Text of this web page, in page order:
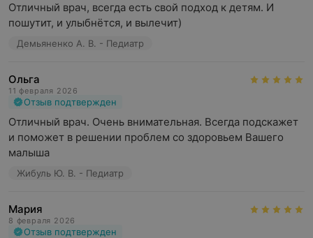
Отличный врач, всегда есть свой подход к детям. И
пошутит, и улыбнётся, и вылечит)
Демьяненко А. В. - Педиатр
Ольга
11 февраля 2026
Отзыв подтвержден
Отличный врач. Очень внимательная. Всегда подскажет
и поможет в решении проблем со здоровьем Вашего
малыша
Жибуль Ю. В. - Педиатр
Мария
8 февраля 2026
Отзыв подтвержден